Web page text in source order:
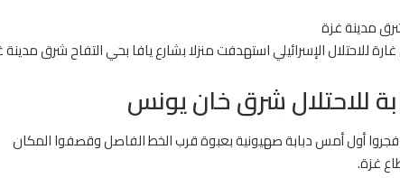
للاحتلال شرق خان يونس
فجروا أول أمس دبابة صهيونية بعبوة قرب الخط الفاصل وقصفوا المكان
غزة.